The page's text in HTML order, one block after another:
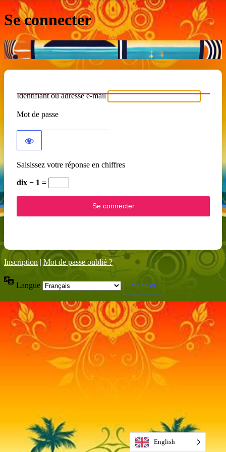
Se connecter
Identifiant ou adresse e-mail
Mot de passe
Saisissez votre réponse en chiffres
dix − 1 =
Inscription | Mot de passe oublié ?
Langue
English